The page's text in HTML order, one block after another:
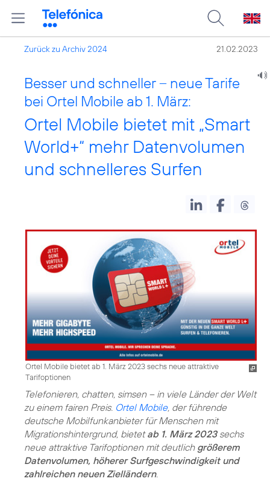
Zurück zu Archiv 2024 21.02.2023
Besser und schneller – neue Tarife
bei Ortel Mobile ab 1. März:
Ortel Mobile bietet mit „Smart
World+“ mehr Datenvolumen
und schnelleres Surfen
Ortel Mobile bietet ab 1. März 2023 sechs neue attraktive
Tarifoptionen
Telefonieren, chatten, simsen – in viele Länder der Welt
zu einem fairen Preis. Ortel Mobile, der führende
deutsche Mobilfunkanbieter für Menschen mit
Migrationshintergrund, bietetab 1. März 2023sechs
neue attraktive Tarifoptionen mit deutlich größerem
Datenvolumen, höherer Surfgeschwindigkeit und
zahlreichen neuen Zielländern.